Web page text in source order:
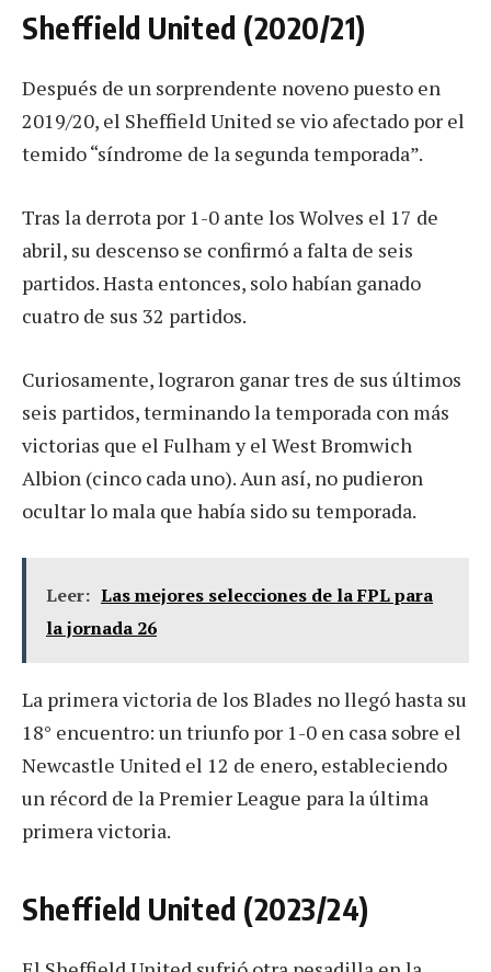
Sheffield United (2020/21)
Después de un sorprendente noveno puesto en
2019/20, el Sheffield United se vio afectado por el
temido “síndrome de la segunda temporada”.
Tras la derrota por 1-0 ante los Wolves el 17 de
abril, su descenso se confirmó a falta de seis
partidos. Hasta entonces, solo habían ganado
cuatro de sus 32 partidos.
Curiosamente, lograron ganar tres de sus últimos
seis partidos, terminando la temporada con más
victorias que el Fulham y el West Bromwich
Albion (cinco cada uno). Aun así, no pudieron
ocultar lo mala que había sido su temporada.
Leer: Las mejores selecciones de la FPL para
la jornada 26
La primera victoria de los Blades no llegó hasta su
18° encuentro: un triunfo por 1-0 en casa sobre el
Newcastle United el 12 de enero, estableciendo
un récord de la Premier League para la última
primera victoria.
Sheffield United (2023/24)